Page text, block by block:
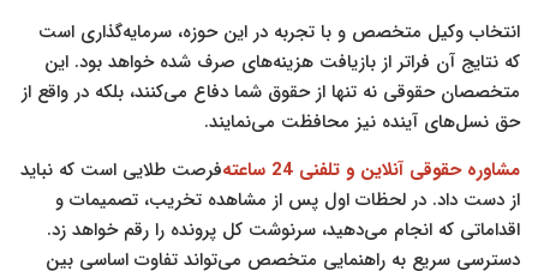
انتخاب وکیل متخصص و با تجربه در این حوزه، سرمایه‌گذاری است
که نتایج آن فراتر از بازیافت هزینه‌های صرف شده خواهد بود. این
متخصصان حقوقی نه تنها از حقوق شما دفاع می‌کنند، بلکه در واقع از
حق نسل‌های آینده نیز محافظت می‌نمایند.
مشاوره حقوقی آنلاین و تلفنی 24 ساعته
فرصت طلایی است که نباید
از دست داد. در لحظات اول پس از مشاهده تخریب، تصمیمات و
اقداماتی که انجام می‌دهید، سرنوشت کل پرونده را رقم خواهد زد.
دسترسی سریع به راهنمایی متخصص می‌تواند تفاوت اساسی بین